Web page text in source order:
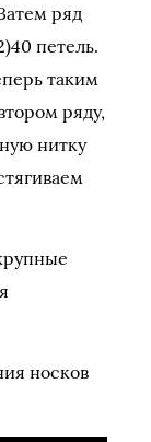
ряд
петель.
таким
ряду,
нитку
носков